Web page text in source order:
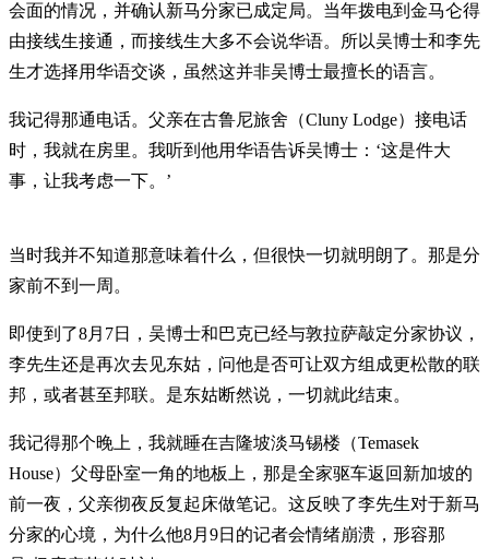
会面的情况，并确认新马分家已成定局。当年拨电到金马仑得
由接线生接通，而接线生大多不会说华语。所以吴博士和李先
生才选择用华语交谈，虽然这并非吴博士最擅长的语言。
我记得那通电话。父亲在古鲁尼旅舍（Cluny Lodge）接电话
时，我就在房里。我听到他用华语告诉吴博士：‘这是件大
事，让我考虑一下。’
当时我并不知道那意味着什么，但很快一切就明朗了。那是分
家前不到一周。
即使到了8月7日，吴博士和巴克已经与敦拉萨敲定分家协议，
李先生还是再次去见东姑，问他是否可让双方组成更松散的联
邦，或者甚至邦联。是东姑断然说，一切就此结束。
我记得那个晚上，我就睡在吉隆坡淡马锡楼（Temasek
House）父母卧室一角的地板上，那是全家驱车返回新加坡的
前一夜，父亲彻夜反复起床做笔记。这反映了李先生对于新马
分家的心境，为什么他8月9日的记者会情绪崩溃，形容那